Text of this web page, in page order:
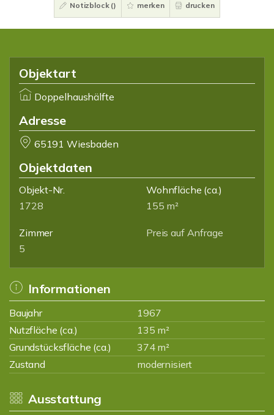
Notizblock () merken drucken
Objektart
Doppelhaushälfte
Adresse
65191 Wiesbaden
Objektdaten
Objekt-Nr.
1728
Wohnfläche (ca.)
155 m²
Zimmer
5
Preis auf Anfrage
Informationen
Baujahr
1967
Nutzfläche (ca.)
135 m²
Grundstücksfläche (ca.)
374 m²
Zustand
modernisiert
Ausstattung